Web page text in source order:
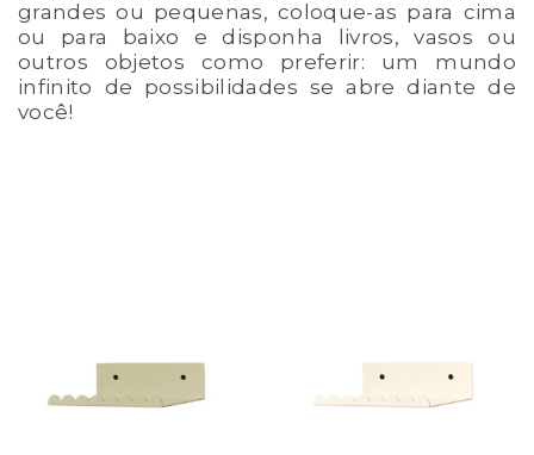
grandes ou pequenas, coloque-as para cima
ou para baixo e disponha livros, vasos ou
outros objetos como preferir: um mundo
infinito de possibilidades se abre diante de
você!